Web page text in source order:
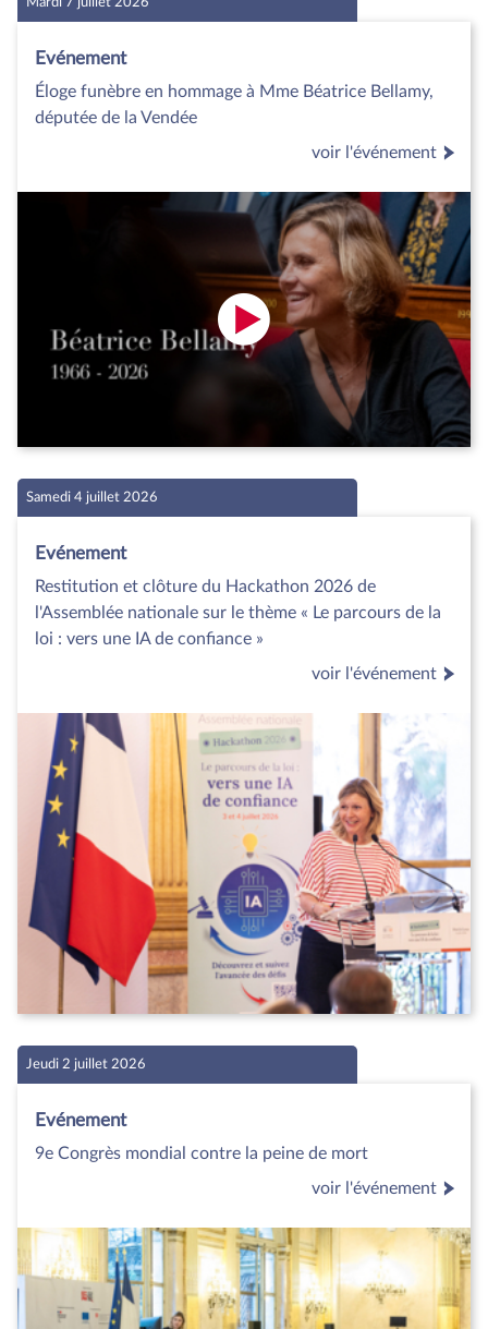
Evénement
Éloge funèbre en hommage à Mme Béatrice Bellamy,
députée de la Vendée
voir l'événement
Samedi 4 juillet 2026
Evénement
Restitution et clôture du Hackathon 2026 de
l'Assemblée nationale sur le thème « Le parcours de la
loi : vers une IA de confiance »
voir l'événement
Jeudi 2 juillet 2026
Evénement
9e Congrès mondial contre la peine de mort
voir l'événement